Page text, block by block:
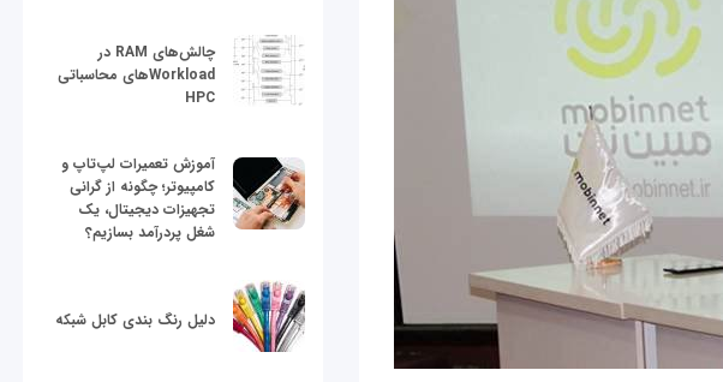
چالش‌های RAM در
Workloadهای محاسباتی
HPC
آموزش تعمیرات لپ‌تاپ و
کامپیوتر؛ چگونه از گرانی
تجهیزات دیجیتال، یک
شغل پردرآمد بسازیم؟
دلیل رنگ بندی کابل شبکه